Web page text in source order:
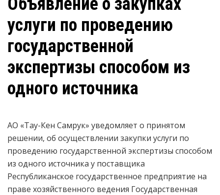
услуги по проведению
государственной
экспертизы способом из
одного источника
АО «Тау-Кен Самрук» уведомляет о принятом
решении, об осуществлении закупки услуги по
проведению государственной экспертизы способом
из одного источника у поставщика
Республиканское государственное предприятие на
праве хозяйственного ведения Государственная